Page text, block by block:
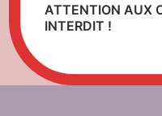
ATTENTION AUX
INTERDIT !